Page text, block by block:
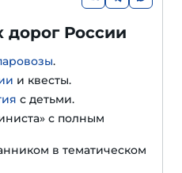
России
.
и квесты.
с детьми.
с полным
в тематическом